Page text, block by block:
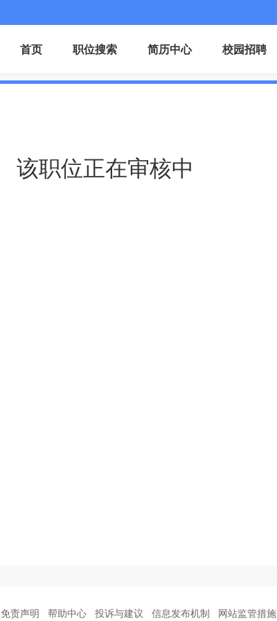
首页 职位搜索 简历中心 校园招聘
该职位正在审核中
免责声明 帮助中心 投诉与建议 信息发布机制 网站监管措施